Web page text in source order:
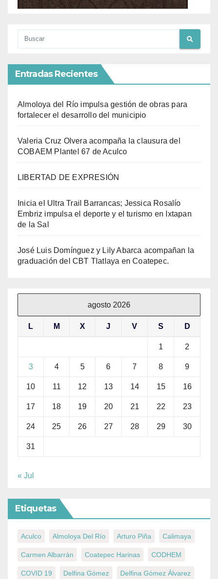
Entradas Recientes
Almoloya del Río impulsa gestión de obras para
fortalecer el desarrollo del municipio
Valeria Cruz Olvera acompaña la clausura del
COBAEM Plantel 67 de Aculco
LIBERTAD DE EXPRESIÓN
Inicia el Ultra Trail Barrancas; Jessica Rosalío
Embriz impulsa el deporte y el turismo en Ixtapan
de la Sal
José Luis Domínguez y Lily Abarca acompañan la
graduación del CBT Tlatlaya en Coatepec.
agosto 2026
L M X J V S D
1 2
3 4 5 6 7 8 9
10 11 12 13 14 15 16
17 18 19 20 21 22 23
24 25 26 27 28 29 30
31
« Jul
Etiquetas
Aculco Almoloya Del Río Arturo Piña Calimaya
Carmen Albarrán Coatepec Harinas CODHEM
COVID 19 Delfina Gómez Delfina Gómez Álvarez